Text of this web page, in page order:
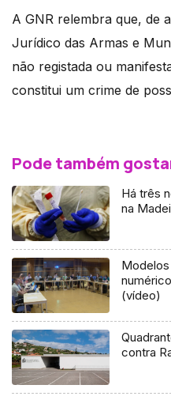
A GNR relembra que, de
Jurídico das Armas e
não registada ou
constitui um crime de
Pode também
Há três
na
(vídeo)
contra